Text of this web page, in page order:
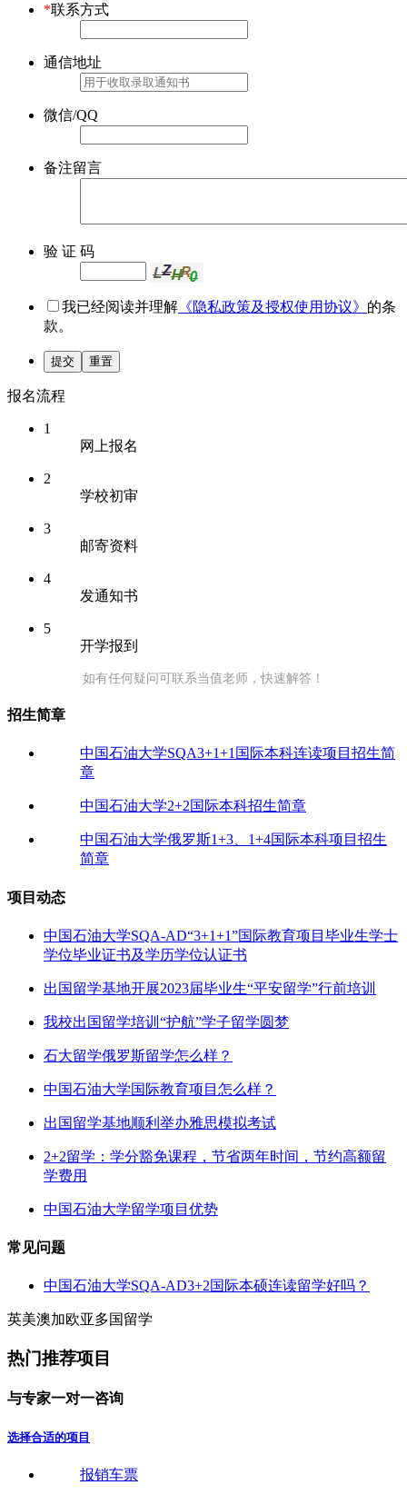
*联系方式
通信地址
微信/QQ
备注留言
验 证 码
我已经阅读并理解 《隐私政策及授权使用协议》 的条
款。
提交 重置
报名流程
1
网上报名
2
学校初审
3
邮寄资料
4
发通知书
5
开学报到
如有任何疑问可联系当值老师，快速解答！
招生简章
中国石油大学SQA3+1+1国际本科连读项目招生简
章
中国石油大学2+2国际本科招生简章
中国石油大学俄罗斯1+3、1+4国际本科项目招生
简章
项目动态
中国石油大学SQA-AD“3+1+1”国际教育项目毕业生学士
学位毕业证书及学历学位认证书
出国留学基地开展2023届毕业生“平安留学”行前培训
我校出国留学培训“护航”学子留学圆梦
石大留学俄罗斯留学怎么样？
中国石油大学国际教育项目怎么样？
出国留学基地顺利举办雅思模拟考试
2+2留学：学分豁免课程，节省两年时间，节约高额留
学费用
中国石油大学留学项目优势
常见问题
中国石油大学SQA-AD3+2国际本硕连读留学好吗？
英美澳加欧亚多国留学
热门推荐项目
与专家一对一咨询
选择合适的项目
报销车票